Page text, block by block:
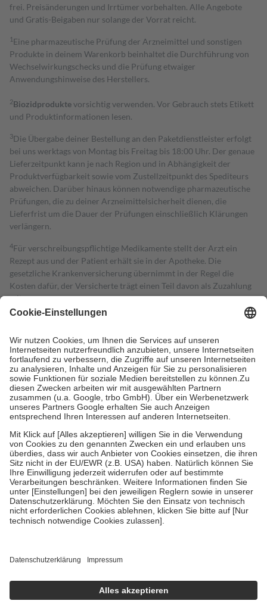
frei. Preisänderungen und Irrtümer vorbehalten. Alle Angebote
und Gratis-Beigaben nur solange der Vorrat reicht.
1 Eine pharmazeutische Prüfung der Arzneimittel und sonstigen
Produkte in deinem Warenkorb beinhaltet die Durchführung von
Wechselwirkungschecks und die Prüfung etwaiger
Anwendungshinweise des Herstellers.
2Biozidproduktevorsichtig verwenden. Vor Gebrauch stets Etikett
und Produktinformationen lesen.
3Die Übergabe deiner Bestellung an den Paketdienstleister erfolgt
bei uns werktags von Montag bis Freitag bis 18:00 Uhr. Der genaue
Lieferzeitpunkt kann je nach Region und in Abhängigkeit der
Produktverfügbarkeit sowie vom Zustellzeitpunkt des Spediteurs
abweichen. Darüber hinaus können notwendige pharmazeutische
Prüfungen, die zu deiner Arzneimittelsicherheit dienen, die
Lieferfrist um die Dauer der Prüfungen einschließlich Klärungen
verlängern.
4Für verschreibungspflichtige Medikamente stellt der Arzt ein
Rezept aus und der Patient erhält sie in der Apotheke. Die
gesetzliche Krankenversicherung übernimmt in der Regel die
Kosten dafür, der Versicherte trägt einen Teil davon als Zuzahlung
mit.
Grundsätzlich leisten Mitglieder Zuzahlungen in Höhe von zehn
höchstens zehn Euro.
Es sind jedoch nie mehr als die tatsächlichen
Kosten der Leistung zu entrichten.
Diese Regeln gelten grundsätzlich auch für Online-Apotheken.
Bei Heilmitteln und häuslicher Krankenpflege beträgt die
Zuzahlung zehn Prozent der Kosten sowie zehn Euro je
Verordnung.
Um das Engagement der Versicherten für ihre eigene Gesundheit zu
stärken und die besondere Stellung der Familie zu unterstützen,
fallenkeine Zuzahlungenan bei:
• Kindern und Jugendlichen bis zum vollendeten 18. Lebensjahr
mit Ausnahme der Fahrkosten
• Untersuchungen zur Vorsorge und Früherkennung, die von der
GKV getragen werden
• empfohlenen Schutzimpfungen
• Harn- und Blutteststreifen
getroffen, um sicherzustellen, dass es sich um echte Bewertungen
https://help.etrusted.com/hc/de/articles/4419944605341